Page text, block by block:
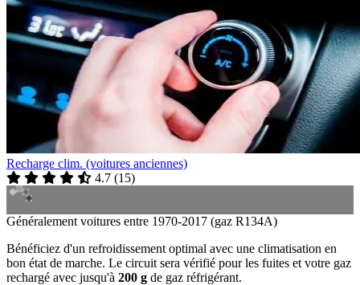
Recharge clim. (voitures anciennes)
4.7 (15)
Généralement voitures entre 1970-2017 (gaz R134A)
Bénéficiez d'un refroidissement optimal avec une climatisation en
bon état de marche. Le circuit sera vérifié pour les fuites et votre gaz
rechargé avec jusqu'à 200 g de gaz réfrigérant.